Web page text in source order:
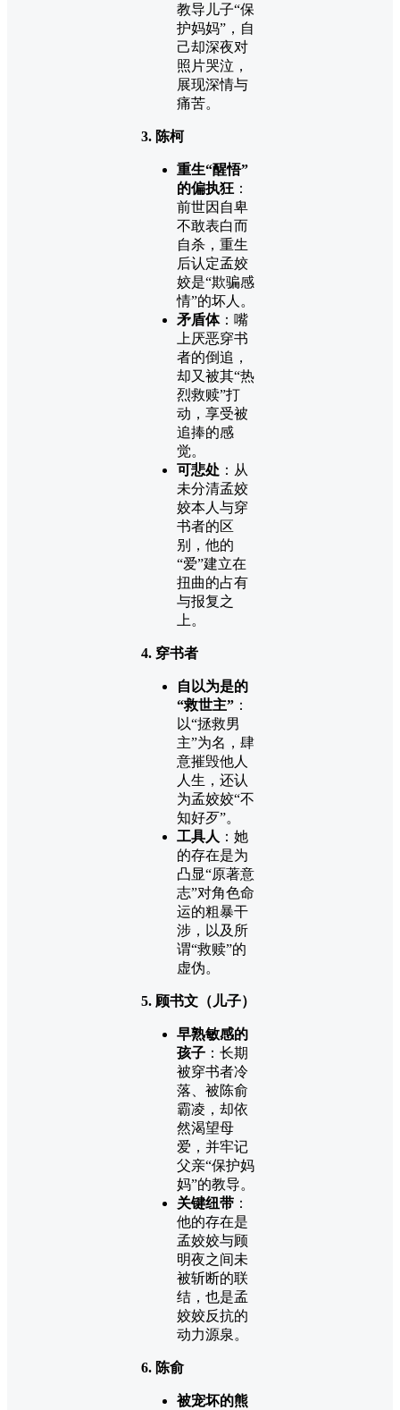
教导儿子“保
护妈妈”，自
己却深夜对
照片哭泣，
展现深情与
痛苦。
3. 陈柯
重生“醒悟”
的偏执狂 ：
前世因自卑
不敢表白而
自杀，重生
后认定孟姣
姣是“欺骗感
情”的坏人。
矛盾体：嘴
上厌恶穿书
者的倒追，
却又被其“热
烈救赎”打
动，享受被
追捧的感
觉。
可悲处 ：从
未分清孟姣
姣本人与穿
书者的区
别，他的
“爱”建立在
扭曲的占有
与报复之
上。
4. 穿书者
自以为是的
“救世主” ：
以“拯救男
主”为名，肆
意摧毁他人
人生，还认
为孟姣姣“不
知好歹”。
工具人 ：她
的存在是为
凸显“原著意
志”对角色命
运的粗暴干
涉，以及所
谓“救赎”的
虚伪。
5. 顾书文（儿子）
早熟敏感的
孩子 ：长期
被穿书者冷
落、被陈俞
霸凌，却依
然渴望母
爱，并牢记
父亲“保护妈
妈”的教导。
关键纽带 ：
他的存在是
孟姣姣与顾
明夜之间未
被斩断的联
结，也是孟
姣姣反抗的
动力源泉。
6. 陈俞
被宠坏的熊